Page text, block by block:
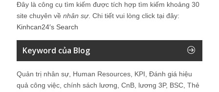
Đây là công cụ tìm kiếm được tích hợp tìm kiếm khoảng 30
site chuyên về nhân sự. Chi tiết vui lòng click tại đây:
Kinhcan24′s Search
Keyword của Blog
Quản trị nhân sự, Human Resources, KPI, Đánh giá hiệu
quả công việc, chính sách lương, CnB, lương 3P, BSC, Thẻ